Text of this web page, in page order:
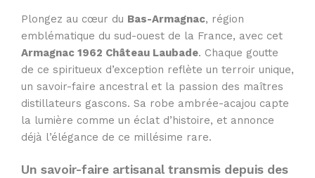
Plongez au cœur du Bas-Armagnac, région
emblématique du sud-ouest de la France, avec cet
Armagnac 1962 Château Laubade. Chaque goutte
de ce spiritueux d’exception reflète un terroir unique,
un savoir-faire ancestral et la passion des maîtres
distillateurs gascons. Sa robe ambrée-acajou capte
la lumière comme un éclat d’histoire, et annonce
déjà l’élégance de ce millésime rare.
Un savoir-faire artisanal transmis depuis des